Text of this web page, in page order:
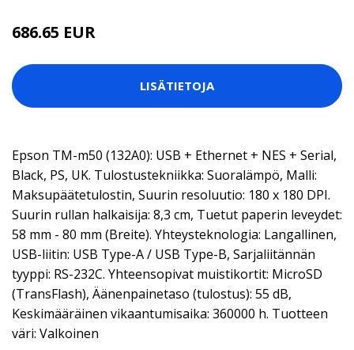
686.65 EUR
LISÄTIETOJA
Epson TM-m50 (132A0): USB + Ethernet + NES + Serial,
Black, PS, UK. Tulostustekniikka: Suoralämpö, Malli:
Maksupäätetulostin, Suurin resoluutio: 180 x 180 DPI.
Suurin rullan halkaisija: 8,3 cm, Tuetut paperin leveydet:
58 mm - 80 mm (Breite). Yhteysteknologia: Langallinen,
USB-liitin: USB Type-A / USB Type-B, Sarjaliitännän
tyyppi: RS-232C. Yhteensopivat muistikortit: MicroSD
(TransFlash), Äänenpainetaso (tulostus): 55 dB,
Keskimääräinen vikaantumisaika: 360000 h. Tuotteen
väri: Valkoinen